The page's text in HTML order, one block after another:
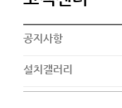
공지사항
설치갤러리